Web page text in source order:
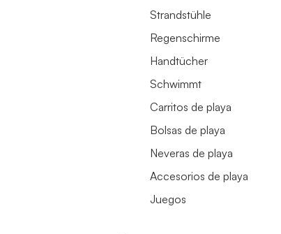
Strandstühle
Regenschirme
Handtücher
Schwimmt
Carritos de playa
Bolsas de playa
Neveras de playa
Accesorios de playa
Juegos